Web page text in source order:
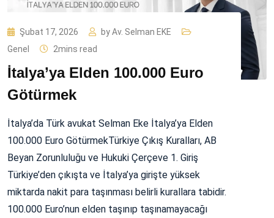
Şubat 17, 2026 byAv. Selman EKE
Genel
2mins read
İtalya’ya Elden 100.000 Euro
Götürmek
İtalya’da Türk avukat Selman Eke İtalya’ya Elden
100.000 Euro GötürmekTürkiye Çıkış Kuralları, AB
Beyan Zorunluluğu ve Hukuki Çerçeve 1. Giriş
Türkiye’den çıkışta ve İtalya’ya girişte yüksek
miktarda nakit para taşınması belirli kurallara tabidir.
100.000 Euro’nun elden taşınıp taşınamayacağı